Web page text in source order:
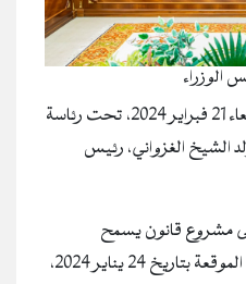
الوزراء
اجتمع مجلس الوزراء اليوم الأربعاء 21 فبراير 2024، تحت رئاسة
الشيخ الغزواني، رئيس
مشروع قانون يسمح
بالمصادقة على اتفاقية القرض الموقعة بتاريخ 24 يناير 2024،